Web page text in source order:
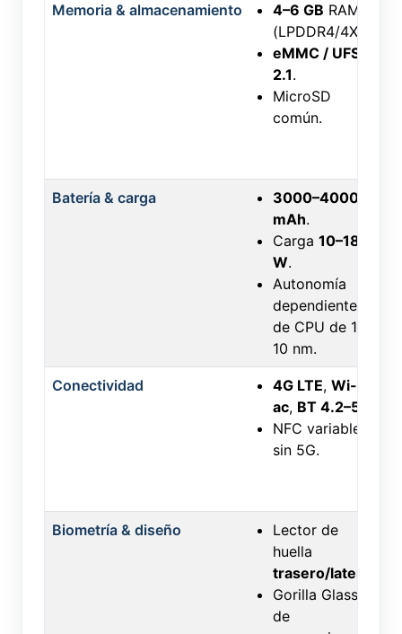
Memoria & almacenamiento 4–6 GB RAM
(LPDDR4/4X).
eMMC / UFS
2.1.
MicroSD
común.
Batería & carga
3000–4000
mAh.
Carga 10–18
W.
Autonomía
dependiente
de CPU de 14–
10 nm.
Conectividad 4G LTE, Wi-Fi
ac, BT 4.2–5.0
NFC variable;
sin 5G.
Biometría & diseño
Lector de
huella
trasero/lateral
Gorilla Glass
de